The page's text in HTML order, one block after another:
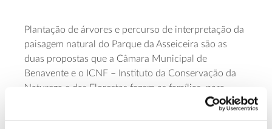
Plantação de árvores e percurso de interpretação da
paisagem natural do Parque da Asseiceira são as
duas propostas que a Câmara Municipal de
Benavente e o ICNF – Instituto da Conservação da
Natureza e das Florestas fazem as famílias, para